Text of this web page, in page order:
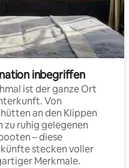
inbegriffen
ist der ganze Ort
Von
an den Klippen
zu ruhig gelegenen
– diese
stecken voller
Merkmale.